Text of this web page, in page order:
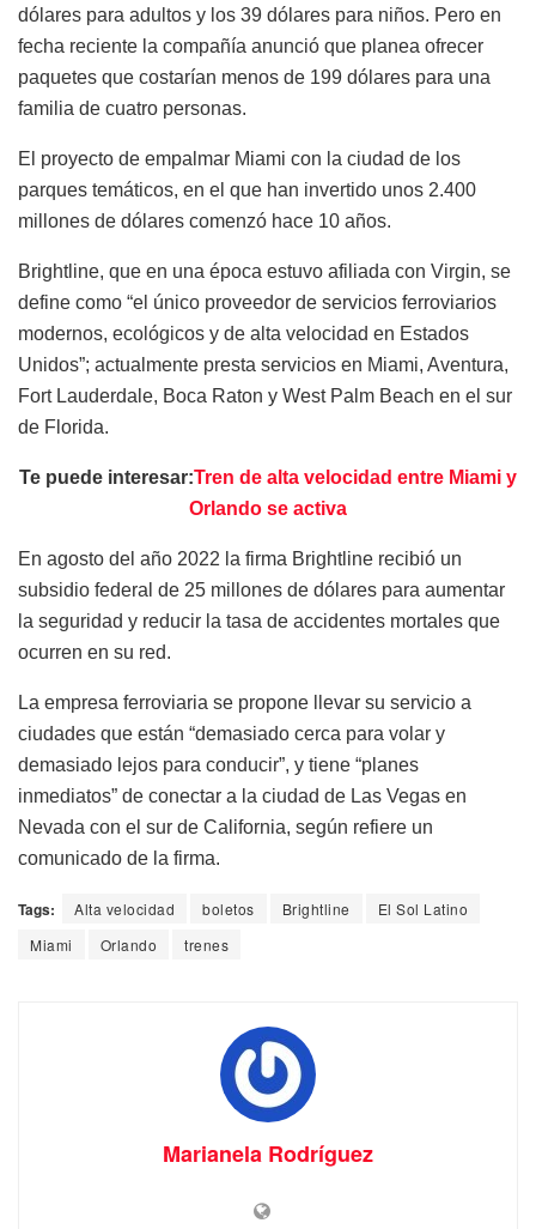
dólares para adultos y los 39 dólares para niños. Pero en
fecha reciente la compañía anunció que planea ofrecer
paquetes que costarían menos de 199 dólares para una
familia de cuatro personas.
El proyecto de empalmar Miami con la ciudad de los
parques temáticos, en el que han invertido unos 2.400
millones de dólares comenzó hace 10 años.
Brightline, que en una época estuvo afiliada con Virgin, se
define como “el único proveedor de servicios ferroviarios
modernos, ecológicos y de alta velocidad en Estados
Unidos”; actualmente presta servicios en Miami, Aventura,
Fort Lauderdale, Boca Raton y West Palm Beach en el sur
de Florida.
Te puede interesar:Tren de alta velocidad entre Miami y
Orlando se activa
En agosto del año 2022 la firma Brightline recibió un
subsidio federal de 25 millones de dólares para aumentar
la seguridad y reducir la tasa de accidentes mortales que
ocurren en su red.
La empresa ferroviaria se propone llevar su servicio a
ciudades que están “demasiado cerca para volar y
demasiado lejos para conducir”, y tiene “planes
inmediatos” de conectar a la ciudad de Las Vegas en
Nevada con el sur de California, según refiere un
comunicado de la firma.
Tags: Alta velocidad boletos Brightline
El Sol Latino
Miami
Orlando trenes
Marianela Rodríguez